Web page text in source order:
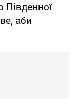
Південної
аби